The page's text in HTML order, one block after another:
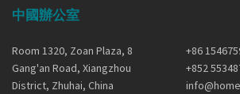
中國辦公室
Room 1320, Zoan Plaza, 8
Gang'an Road, Xiangzhou
District, Zhuhai, China
+86
+852